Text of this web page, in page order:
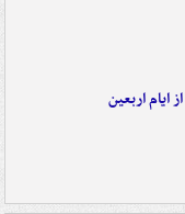
ایام اربعین